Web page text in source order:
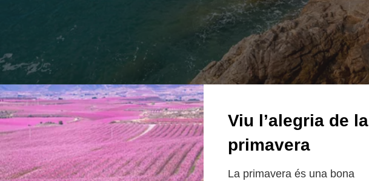
Viu l’alegria de la
primavera
La primavera és una bona